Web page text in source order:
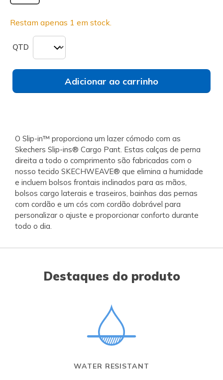
Restam apenas 1 em stock.
QTD
Adicionar ao carrinho
O Slip-in™ proporciona um lazer cómodo com as
Skechers Slip-ins® Cargo Pant. Estas calças de perna
direita a todo o comprimento são fabricadas com o
nosso tecido SKECHWEAVE® que elimina a humidade
e incluem bolsos frontais inclinados para as mãos,
bolsos cargo laterais e traseiros, bainhas das pernas
com cordão e um cós com cordão dobrável para
personalizar o ajuste e proporcionar conforto durante
todo o dia.
Destaques do produto
WATER RESISTANT